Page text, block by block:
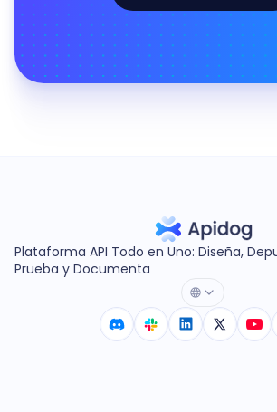
Plataforma API Todo en Uno: Diseña,
Prueba y Documenta